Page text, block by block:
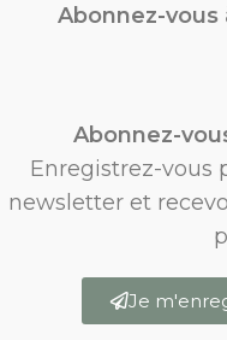
Abonnez-vous
Abonnez-
Enregistrez-vous
newsletter et
Je